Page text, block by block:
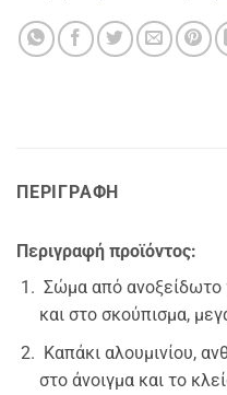
ΠΕΡΙΓΡΑΦΉ
Περιγραφή προϊόντος:
Σώμα από ανοξείδωτο
και στο σκούπισμα,
Καπάκι αλουμινίου,
στο άνοιγμα και το